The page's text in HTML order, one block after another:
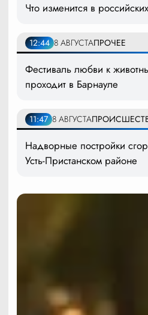
Что изменится в
12:44 8 АВГУСТАПРОЧЕЕ
Фестиваль любви к
проходит в Барнауле
11:47 8 АВГУСТА
Надворные постройки
Усть-Пристанском районе